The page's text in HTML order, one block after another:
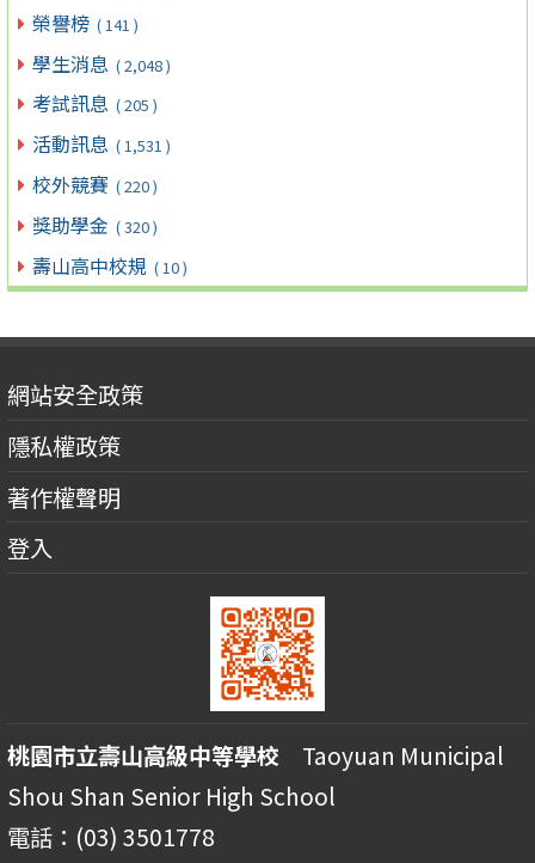
榮譽榜 ( 141 )
學生消息 ( 2,048 )
考試訊息 ( 205 )
活動訊息 ( 1,531 )
校外競賽 ( 220 )
獎助學金 ( 320 )
壽山高中校規 ( 10 )
網站安全政策
隱私權政策
著作權聲明
登入
桃園市立壽山高級中等學校 Taoyuan Municipal
Shou Shan Senior High School
電話：(03) 3501778